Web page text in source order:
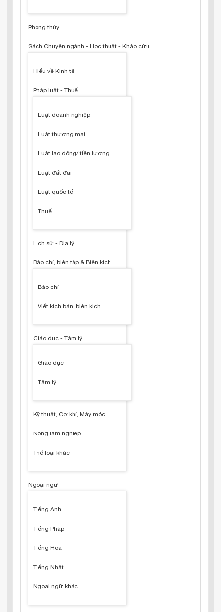
Phong thủy
Sách Chuyên ngành - Học thuật - Khảo cứu
Hiểu về Kinh tế
Pháp luật - Thuế
Luật doanh nghiệp
Luật thương mại
Luật lao động/ tiền lương
Luật đất đai
Luật quốc tế
Thuế
Lịch sử - Địa lý
Báo chí, biên tập & Biên kịch
Báo chí
Viết kịch bản, biên kịch
Giáo dục - Tâm lý
Giáo dục
Tâm lý
Kỹ thuật, Cơ khí, Máy móc
Nông lâm nghiệp
Thể loại khác
Ngoại ngữ
Tiếng Anh
Tiếng Pháp
Tiếng Hoa
Tiếng Nhật
Ngoại ngữ khác